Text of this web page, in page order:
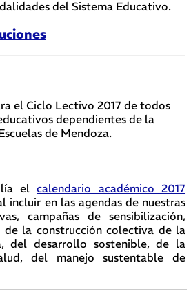
del Sistema Educativo.
el Ciclo Lectivo 2017 de todos
dependientes de la
de Mendoza.
elcalendario académico 2017
incluir en las agendas de nuestras
campañas de sensibilización,
la construcción colectiva de la
del desarrollo sostenible, de la
del manejo sustentable de